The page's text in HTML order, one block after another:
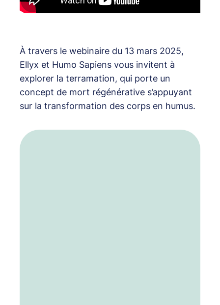
À travers le webinaire du 13 mars 2025,
Ellyx et Humo Sapiens vous invitent à
explorer la terramation, qui porte un
concept de mort régénérative s’appuyant
sur la transformation des corps en humus.